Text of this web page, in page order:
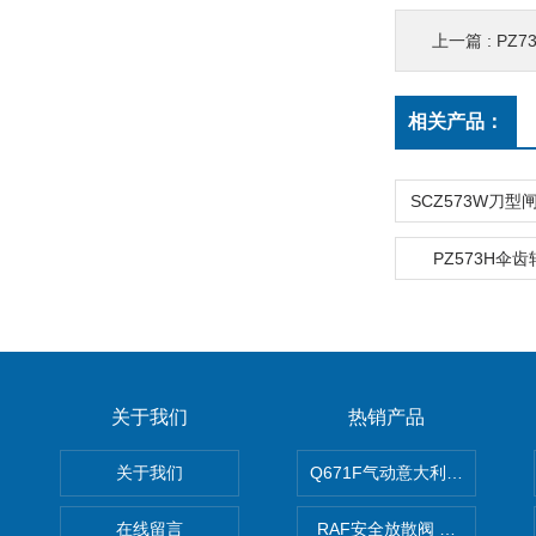
上一篇 :
相关产品：
PZ573H伞齿
关于我们
关于我们
在线留言
热销产品
Q671F气动意大利式薄型球阀
RAF安全放散阀 阀生产